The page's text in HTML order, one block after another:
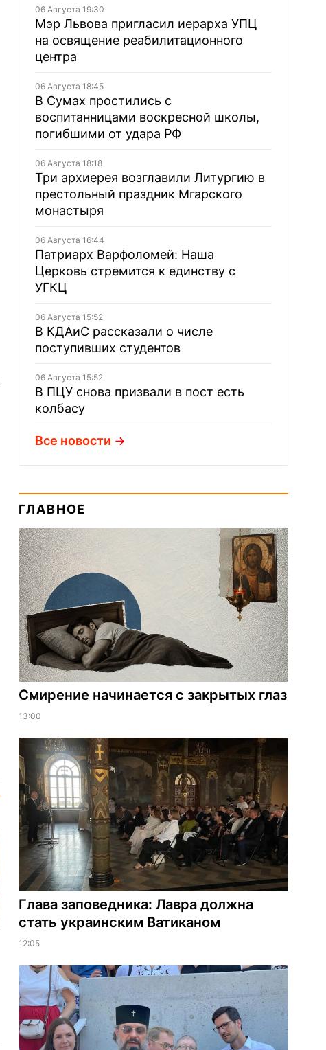
06 Августа 19:30
Мэр Львова пригласил иерарха УПЦ
на освящение реабилитационного
центра
06 Августа 18:45
В Сумах простились с
воспитанницами воскресной школы,
погибшими от удара РФ
06 Августа 18:18
Три архиерея возглавили Литургию в
престольный праздник Мгарского
монастыря
06 Августа 16:44
Патриарх Варфоломей: Наша
Церковь стремится к единству с
УГКЦ
06 Августа 15:52
В КДАиС рассказали о числе
поступивших студентов
06 Августа 15:52
В ПЦУ снова призвали в пост есть
колбасу
Все новости
ГЛАВНОЕ
Смирение начинается с закрытых глаз
13:00
Глава заповедника: Лавра должна
стать украинским Ватиканом
12:05